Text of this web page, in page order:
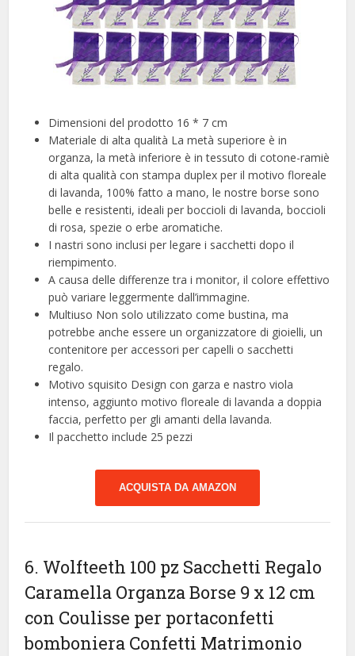
Dimensioni del prodotto 16 * 7 cm
Materiale di alta qualità La metà superiore è in
organza, la metà inferiore è in tessuto di cotone-ramiè
di alta qualità con stampa duplex per il motivo floreale
di lavanda, 100% fatto a mano, le nostre borse sono
belle e resistenti, ideali per boccioli di lavanda, boccioli
di rosa, spezie o erbe aromatiche.
I nastri sono inclusi per legare i sacchetti dopo il
riempimento.
A causa delle differenze tra i monitor, il colore effettivo
può variare leggermente dall’immagine.
Multiuso Non solo utilizzato come bustina, ma
potrebbe anche essere un organizzatore di gioielli, un
contenitore per accessori per capelli o sacchetti
regalo.
Motivo squisito Design con garza e nastro viola
intenso, aggiunto motivo floreale di lavanda a doppia
faccia, perfetto per gli amanti della lavanda.
Il pacchetto include 25 pezzi
ACQUISTA DA AMAZON
6. Wolfteeth 100 pz Sacchetti Regalo
Caramella Organza Borse 9 x 12 cm
con Coulisse per portaconfetti
bomboniera Confetti Matrimonio